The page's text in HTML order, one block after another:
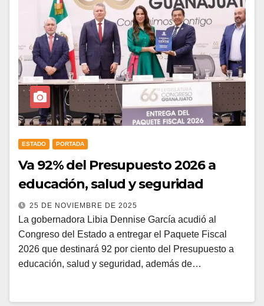
ESTADO PORTADA
Va 92% del Presupuesto 2026 a
educación, salud y seguridad
25 DE NOVIEMBRE DE 2025
La gobernadora Libia Dennise García acudió al
Congreso del Estado a entregar el Paquete Fiscal
2026 que destinará 92 por ciento del Presupuesto a
educación, salud y seguridad, además de…